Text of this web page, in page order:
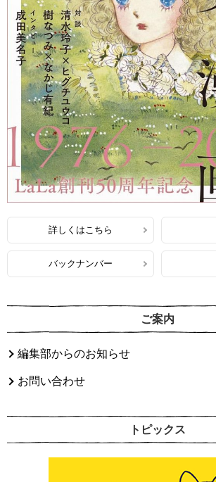
詳しくはこちら
バックナンバー
ご案内
編集部からのお知らせ
お問い合わせ
トピックス